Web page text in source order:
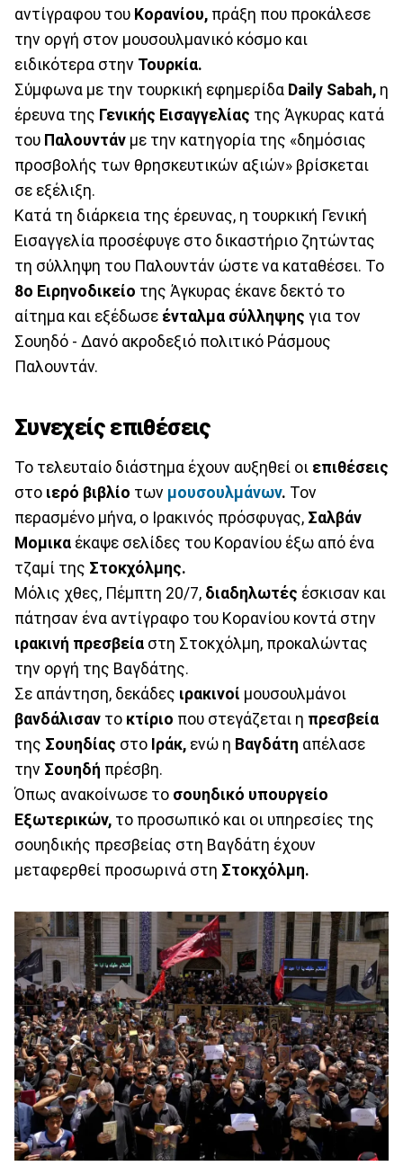
αντίγραφου του Κορανίου, πράξη που προκάλεσε
την οργή στον μουσουλμανικό κόσμο και
ειδικότερα στην Τουρκία.
Σύμφωνα με την τουρκική εφημερίδα Daily Sabah, η
έρευνα της Γενικής Εισαγγελίας της Άγκυρας κατά
του Παλουντάν με την κατηγορία της «δημόσιας
προσβολής των θρησκευτικών αξιών» βρίσκεται
σε εξέλιξη.
Κατά τη διάρκεια της έρευνας, η τουρκική Γενική
Εισαγγελία προσέφυγε στο δικαστήριο ζητώντας
τη σύλληψη του Παλουντάν ώστε να καταθέσει. Το
8ο Ειρηνοδικείο της Άγκυρας έκανε δεκτό το
αίτημα και εξέδωσε ένταλμα σύλληψης για τον
Σουηδό - Δανό ακροδεξιό πολιτικό Ράσμους
Παλουντάν.
Συνεχείς επιθέσεις
Το τελευταίο διάστημα έχουν αυξηθεί οι επιθέσεις
στο ιερό βιβλίο των μουσουλμάνων. Τον
περασμένο μήνα, ο Ιρακινός πρόσφυγας, Σαλβάν
Μομικα έκαψε σελίδες του Κορανίου έξω από ένα
τζαμί της Στοκχόλμης.
Μόλις χθες, Πέμπτη 20/7, διαδηλωτές έσκισαν και
πάτησαν ένα αντίγραφο του Κορανίου κοντά στην
ιρακινή πρεσβεία στη Στοκχόλμη, προκαλώντας
την οργή της Βαγδάτης.
Σε απάντηση, δεκάδες ιρακινοί μουσουλμάνοι
βανδάλισαν το κτίριο που στεγάζεται η πρεσβεία
της Σουηδίας στο Ιράκ, ενώ η Βαγδάτη απέλασε
την Σουηδή πρέσβη.
Όπως ανακοίνωσε το σουηδικό υπουργείο
Εξωτερικών, το προσωπικό και οι υπηρεσίες της
σουηδικής πρεσβείας στη Βαγδάτη έχουν
μεταφερθεί προσωρινά στη Στοκχόλμη.